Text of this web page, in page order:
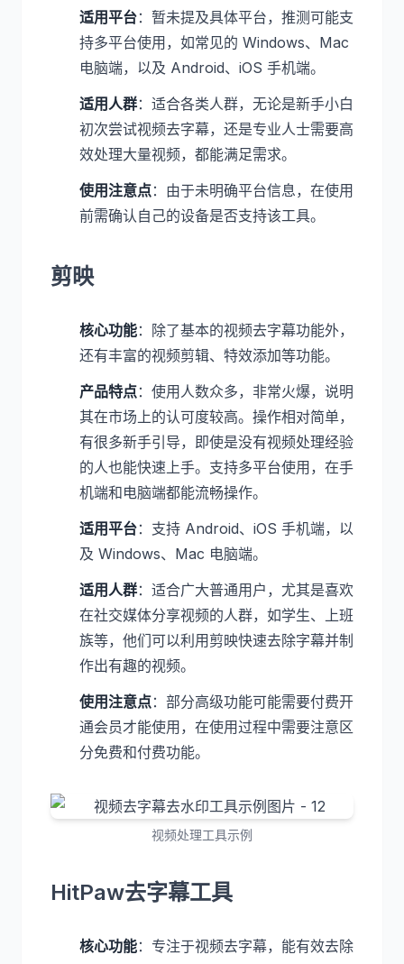
适用平台：暂未提及具体平台，推测可能支
持多平台使用，如常见的 Windows、Mac
电脑端，以及 Android、iOS 手机端。
适用人群：适合各类人群，无论是新手小白
初次尝试视频去字幕，还是专业人士需要高
效处理大量视频，都能满足需求。
使用注意点：由于未明确平台信息，在使用
前需确认自己的设备是否支持该工具。
剪映
核心功能：除了基本的视频去字幕功能外，
还有丰富的视频剪辑、特效添加等功能。
产品特点：使用人数众多，非常火爆，说明
其在市场上的认可度较高。操作相对简单，
有很多新手引导，即使是没有视频处理经验
的人也能快速上手。支持多平台使用，在手
机端和电脑端都能流畅操作。
适用平台：支持 Android、iOS 手机端，以
及 Windows、Mac 电脑端。
适用人群：适合广大普通用户，尤其是喜欢
在社交媒体分享视频的人群，如学生、上班
族等，他们可以利用剪映快速去除字幕并制
作出有趣的视频。
使用注意点：部分高级功能可能需要付费开
通会员才能使用，在使用过程中需要注意区
分免费和付费功能。
视频处理工具示例
HitPaw去字幕工具
核心功能：专注于视频去字幕，能有效去除